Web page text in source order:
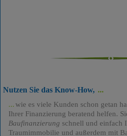
Nutzen Sie das Know-How,
wie es viele Kunden schon getan
Ihrer Finanzierung beratend helfen.
Baufinanzierung schnell und einfach
Traumimmobilie und außerdem mit